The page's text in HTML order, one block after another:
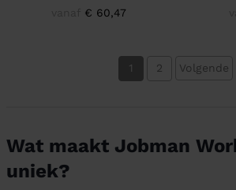
€ 60,47
1 2 Volgende
Wat maakt Jobman
uniek?